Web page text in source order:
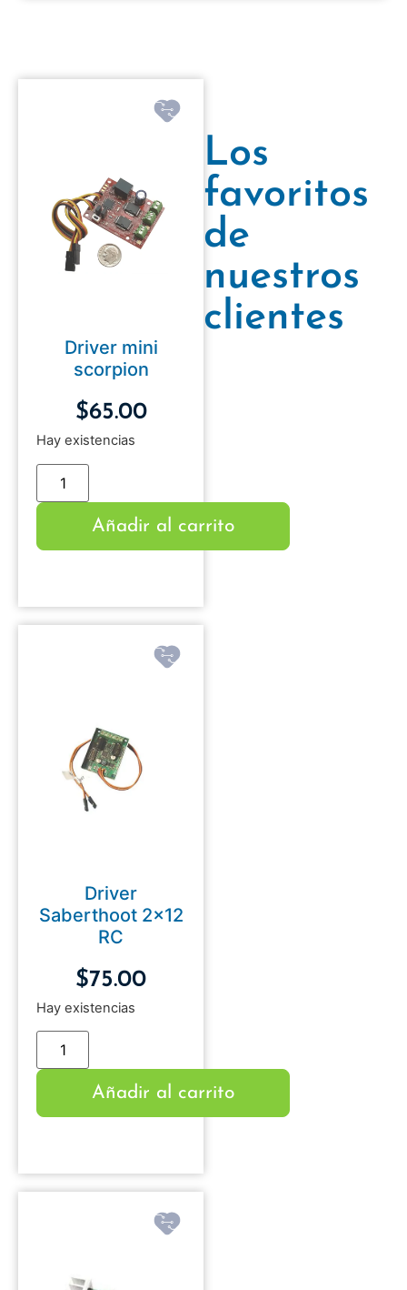
Driver mini
scorpion
$65.00
Hay existencias
Añadir al carrito
Driver
Saberthoot 2×12
RC
$75.00
Hay existencias
Añadir al carrito
Los
favoritos
de
nuestros
clientes